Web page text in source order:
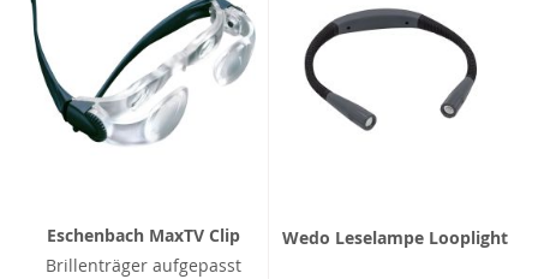
Eschenbach MaxTV Clip
Brillenträger aufgepasst
Wedo Leselampe Looplight